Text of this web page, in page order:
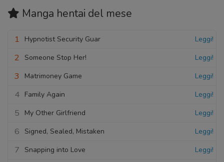
Manga hentai del mese
1 Hypnotist Security Guar Leggi!
2 Someone Stop Her! Leggi!
3 Matrimoney Game Leggi!
4 Family Again Leggi!
5 My Other Girlfriend Leggi!
6 Signed, Sealed, Mistaken Leggi!
7 Snapping into Love Leggi!